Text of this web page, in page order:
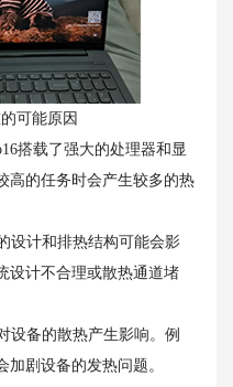
可能原因
搭载了强大的处理器和显
高的任务时会产生较多的热
计和排热结构可能会影
设计不合理或散热通道堵
备的散热产生影响。例
剧设备的发热问题。